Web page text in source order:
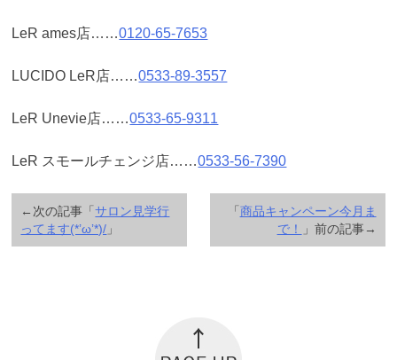
LeR ames店……0120-65-7653
LUCIDO LeR店……0533-89-3557
LeR Unevie店……0533-65-9311
LeR スモールチェンジ店……0533-56-7390
「 商品キャンペーン今月ま
で！
」前の記事→
←次の記事「サロン見学行
ってます(*’ω’*)/ 」